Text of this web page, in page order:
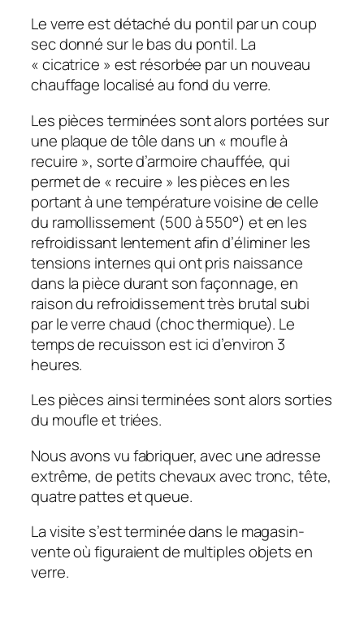
Le verre est détaché du pontil par un coup
sec donné sur le bas du pontil. La
« cicatrice » est résorbée par un nouveau
chauffage localisé au fond du verre.
Les pièces terminées sont alors portées sur
une plaque de tôle dans un « moufle à
recuire », sorte d’armoire chauffée, qui
permet de « recuire » les pièces en les
portant à une température voisine de celle
du ramollissement (500 à 550°) et en les
refroidissant lentement afin d’éliminer les
tensions internes qui ont pris naissance
dans la pièce durant son façonnage, en
raison du refroidissement très brutal subi
par le verre chaud (choc thermique). Le
temps de recuisson est ici d’environ 3
heures.
Les pièces ainsi terminées sont alors sorties
du moufle et triées.
Nous avons vu fabriquer, avec une adresse
extrême, de petits chevaux avec tronc, tête,
quatre pattes et queue.
La visite s’est terminée dans le magasin-
vente où figuraient de multiples objets en
verre.